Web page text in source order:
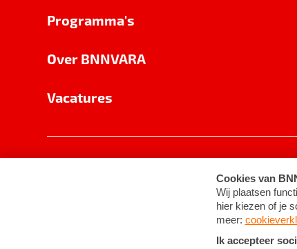
Programma's
Over BNNVARA
Vacatures
Cookie-instellingen